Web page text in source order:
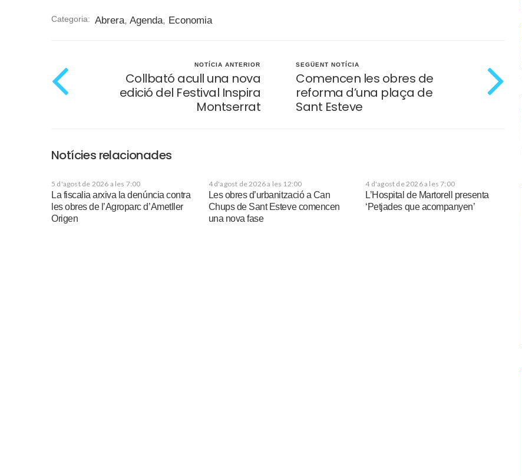
Categoria: Abrera, Agenda, Economia
NOTÍCIA ANTERIOR
Collbató acull una nova
edició del Festival Inspira
Montserrat
SEGÜENT NOTÍCIA
Comencen les obres de
reforma d’una plaça de
Sant Esteve
Notícies relacionades
5 d'agost de 2026 a les 7:00
La fiscalia arxiva la denúncia contra
les obres de l’Agroparc d’Ametller
Origen
4 d'agost de 2026 a les 12:00
Les obres d’urbanització a Can
Chups de Sant Esteve comencen
una nova fase
4 d'agost de 2026 a les 7:00
L’Hospital de Martorell presenta
‘Petjades que acompanyen’